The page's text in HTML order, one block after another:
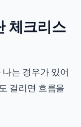
체크리스
는 경우가 있어
걸리면 흐름을